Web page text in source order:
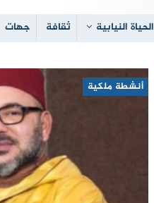
الحياة النيابية ثقافة جهات
أنشطة ملكية